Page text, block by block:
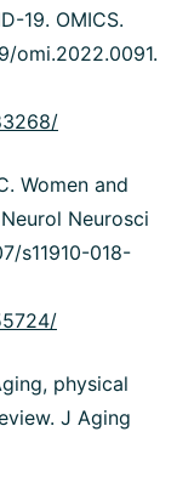
19. OMICS.
omi.2022.0091.
Women and
Neurosci
s11910-018-
physical
J Aging